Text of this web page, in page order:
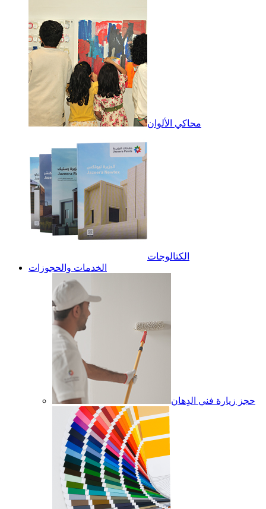
محاكي الألوان
الكتالوجات
الخدمات والحجوزات
حجز زيارة فني الدِهان